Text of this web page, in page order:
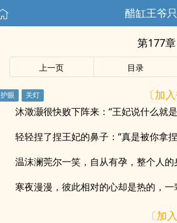
醋缸王爷
第177章
上一页 目录
〔加
沐澂灏很快败下阵来：“王妃说什么就
轻轻捏了捏王妃的鼻子：“真是被你拿
温沫澜莞尔一笑，自从有孕，整个人的
寒夜漫漫，彼此相对的心却是热的，一
〔加